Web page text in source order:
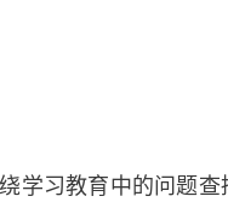
学习教育中的问题查